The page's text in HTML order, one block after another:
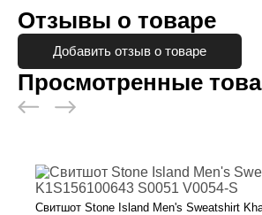
Отзывы о товаре
Добавить отзыв о товаре
Просмотренные
Свитшот Stone Island Men's Sweatshirt